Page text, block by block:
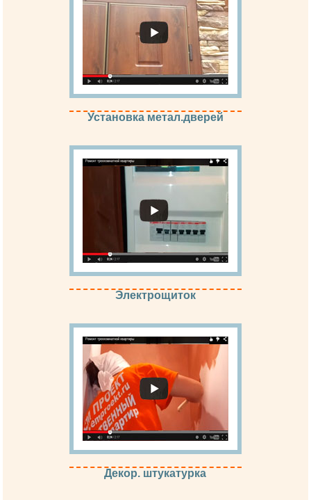
Установка метал.дверей
Электрощиток
Декор. штукатурка